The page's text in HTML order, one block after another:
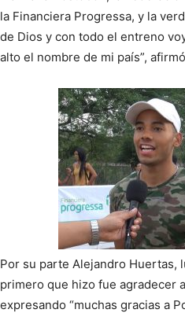
la Financiera Progressa, y la
de Dios y con todo el entreno
alto el nombre de mi país”,
Por su parte Alejandro Huertas,
primero que hizo fue agradecer
expresando “muchas gracias a